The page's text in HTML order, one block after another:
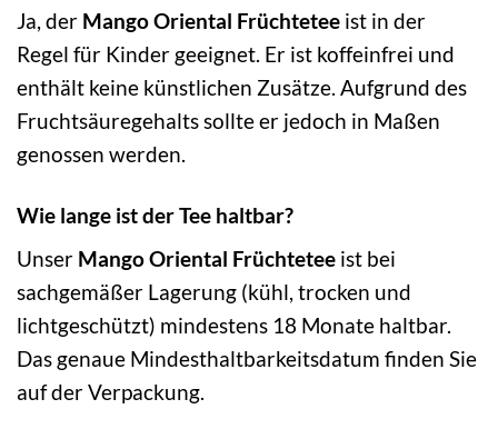
Ja, der Mango Oriental Früchtetee ist in der
Regel für Kinder geeignet. Er ist koffeinfrei und
enthält keine künstlichen Zusätze. Aufgrund des
Fruchtsäuregehalts sollte er jedoch in Maßen
genossen werden.
Wie lange ist der Tee haltbar?
Unser Mango Oriental Früchtetee ist bei
sachgemäßer Lagerung (kühl, trocken und
lichtgeschützt) mindestens 18 Monate haltbar.
Das genaue Mindesthaltbarkeitsdatum finden Sie
auf der Verpackung.